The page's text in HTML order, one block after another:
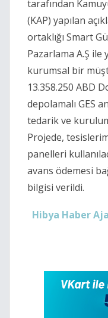
tarafından
(KAP) yapılan
ortaklığı Smart
Pazarlama A.Ş
kurumsal bir
13.358.250 ABD
depolamalı GES
tedarik ve
Projede,
panelleri
avans ödemesi
bilgisi verildi.
Hibya Haber